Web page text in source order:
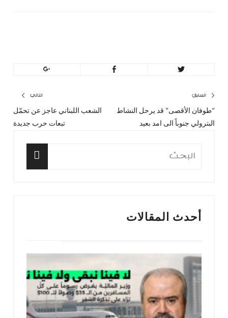
تصفّح
المقالات
السابق
المقال
“طوفان الأقصى” قد يرحل النشاط
البترولي جنوباً الى امد بعيد
التالي
الشعب اللبناني عاجز عن تحمّل
تبعات حرب جديدة
البحث
أحدث المقالات